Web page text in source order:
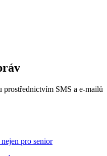
prostřednictvím SMS a e-mailů
pro senior